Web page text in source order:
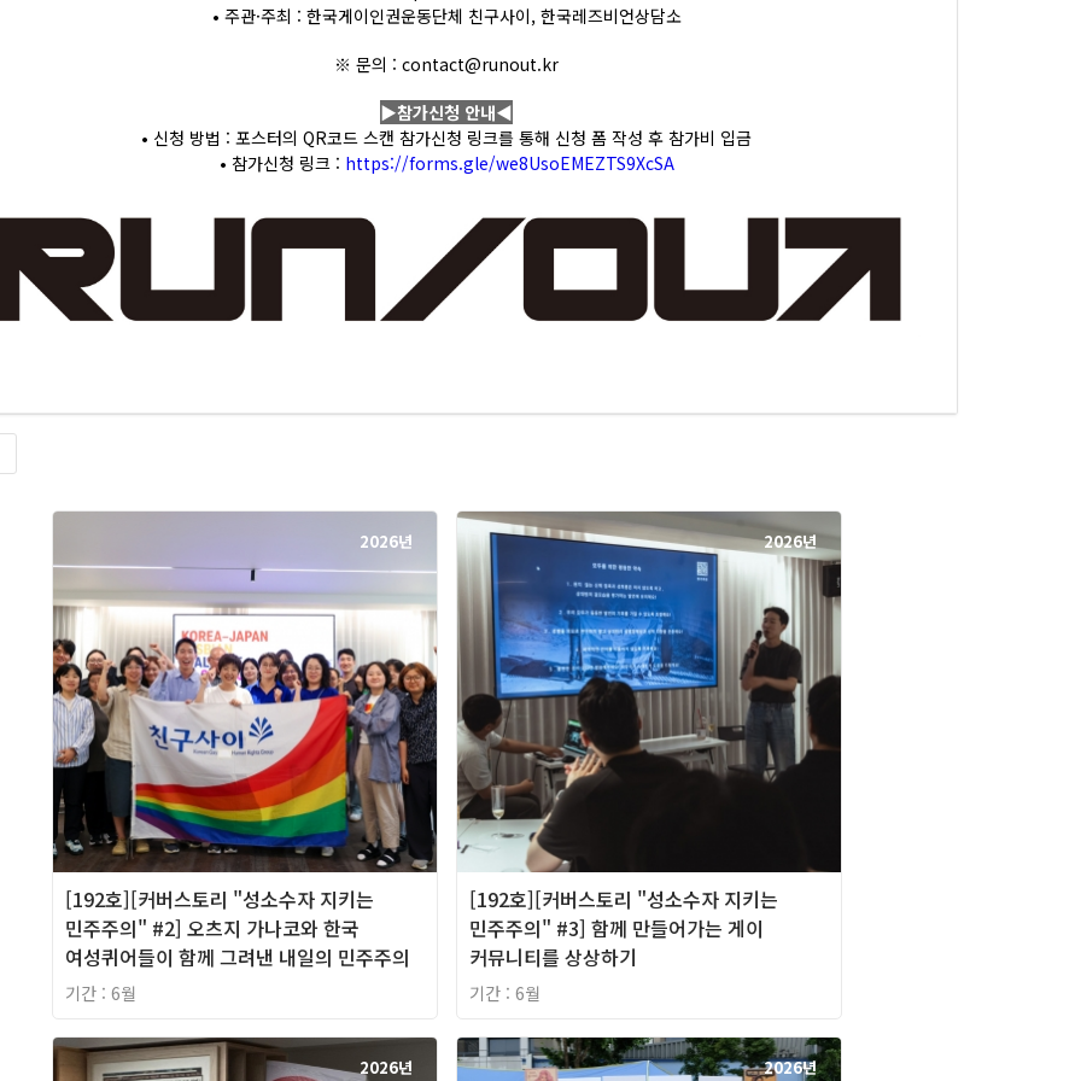
• 주관·주최 : 한국게이인권운동단체 친구사이, 한국레즈비언상담소
※ 문의 : contact@runout.kr
▶참가신청 안내◀
• 신청 방법 : 포스터의 QR코드 스캔 참가신청 링크를 통해 신청 폼 작성 후 참가비 입금
• 참가신청 링크 : https://forms.gle/we8UsoEMEZTS9XcSA
2026년
[192호][커버스토리 "성소수자 지키는
민주주의" #2] 오츠지 가나코와 한국
여성퀴어들이 함께 그려낸 내일의 민주주의
기간 : 6월
2026년
[192호][커버스토리 "성소수자 지키는
민주주의" #3] 함께 만들어가는 게이
커뮤니티를 상상하기
기간 : 6월
2026년 2026년